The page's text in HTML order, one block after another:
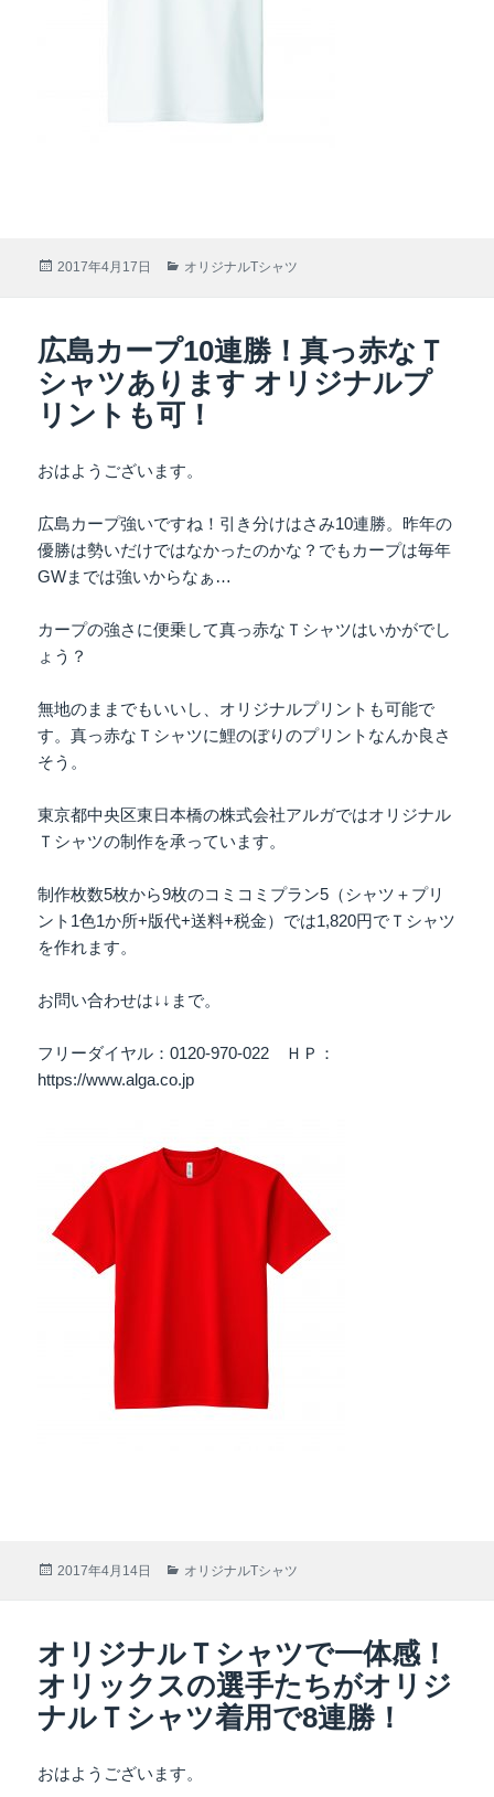
投
2017年4月17日
カ
ー
オリジナルTシャツ
広島カープ10連勝！真っ赤なＴ
シャツあります オリジナルプ
リントも可！
おはようございます。
広島カープ強いですね！引き分けはさみ10連勝。昨年の
優勝は勢いだけではなかったのかな？でもカープは毎年
GWまでは強いからなぁ…
カープの強さに便乗して真っ赤なＴシャツはいかがでし
ょう？
無地のままでもいいし、オリジナルプリントも可能で
す。真っ赤なＴシャツに鯉のぼりのプリントなんか良さ
そう。
東京都中央区東日本橋の株式会社アルガではオリジナル
Ｔシャツの制作を承っています。
制作枚数5枚から9枚のコミコミプラン5（シャツ＋プリ
ント1色1か所+版代+送料+税金）では1,820円でＴシャツ
を作れます。
お問い合わせは↓↓まで。
フリーダイヤル：0120-970-022 ＨＰ：
https://www.alga.co.jp
投
2017年4月14日
カ
ー
オリジナルTシャツ
オリジナルＴシャツで一体感！
オリックスの選手たちがオリジ
ナルＴシャツ着用で8連勝！
おはようございます。